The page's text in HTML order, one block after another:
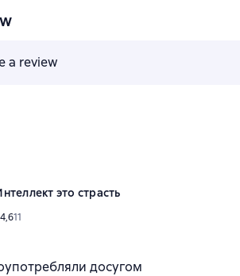
a review
это страсть
рейтинг 4,6 на основе 11 оценок
4,611
досугом